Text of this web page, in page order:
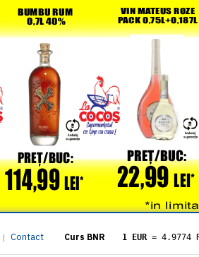
| Contact Curs BNR 1 EUR = 4.9774